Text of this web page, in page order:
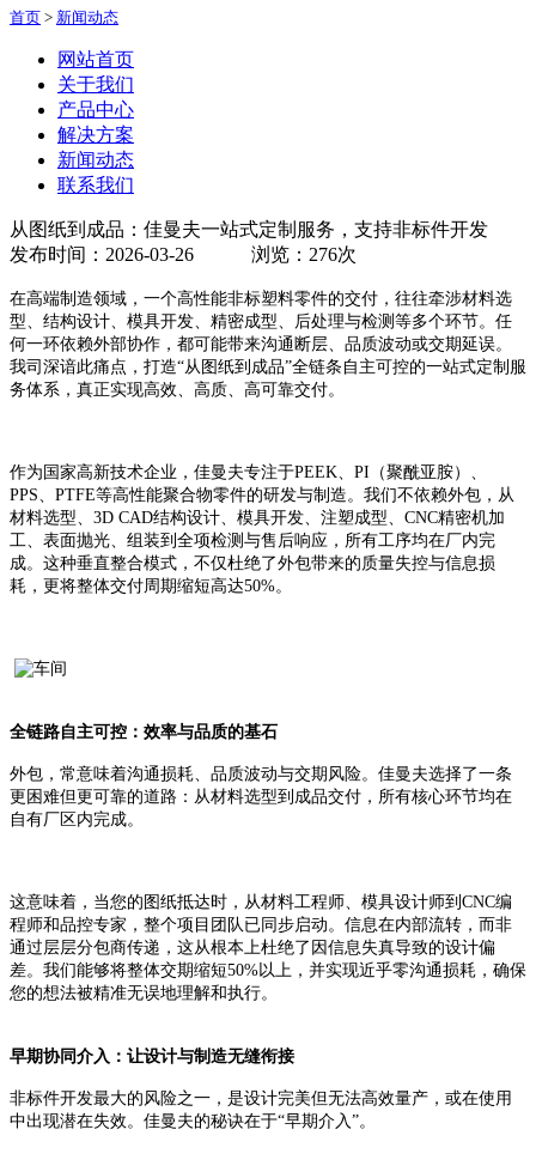
首页 > 新闻动态
网站首页
关于我们
产品中心
解决方案
新闻动态
联系我们
从图纸到成品：佳曼夫一站式定制服务，支持非标件开发
发布时间：2026-03-26 浏览： 276次
在高端制造领域，一个高性能非标塑料零件的交付，往往牵涉材料选
型、结构设计、模具开发、精密成型、后处理与检测等多个环节。任
何一环依赖外部协作，都可能带来沟通断层、品质波动或交期延误。
我司深谙此痛点，打造“从图纸到成品”全链条自主可控的一站式定制服
务体系，真正实现高效、高质、高可靠交付。
作为国家高新技术企业，佳曼夫专注于PEEK、PI（聚酰亚胺）、
PPS、PTFE等高性能聚合物零件的研发与制造。我们不依赖外包，从
材料选型、3D CAD结构设计、模具开发、注塑成型、CNC精密机加
工、表面抛光、组装到全项检测与售后响应，所有工序均在厂内完
成。这种垂直整合模式，不仅杜绝了外包带来的质量失控与信息损
耗，更将整体交付周期缩短高达50%。
全链路自主可控：效率与品质的基石
外包，常意味着沟通损耗、品质波动与交期风险。佳曼夫选择了一条
更困难但更可靠的道路：从材料选型到成品交付，所有核心环节均在
自有厂区内完成。
这意味着，当您的图纸抵达时，从材料工程师、模具设计师到 CNC编
程师和品控专家，整个项目团队已同步启动。信息在内部流转，而非
通过层层分包商传递，这从根本上杜绝了因信息失真导致的设计偏
差。我们能够将整体交期缩短50%以上，并实现近乎零沟通损耗，确保
您的想法被精准无误地理解和执行。
早期协同介入：让设计与制造无缝衔接
非标件开发最大的风险之一，是设计完美但无法高效量产，或在使用
中出现潜在失效。佳曼夫的秘诀在于“早期介入”。